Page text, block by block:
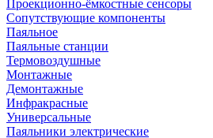
Проекционно-ёмкостные сенсоры
Сопутствующие компоненты
Паяльное
Паяльные станции
Термовоздушные
Монтажные
Демонтажные
Инфракрасные
Универсальные
Паяльники электрические